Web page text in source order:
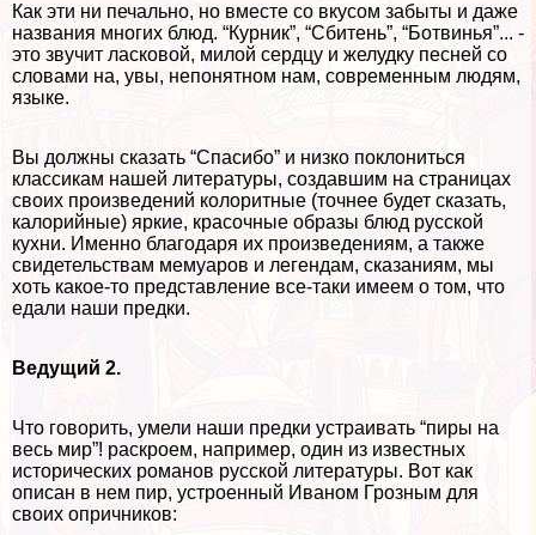
Как эти ни печально, но вместе со вкусом забыты и даже
названия многих блюд. “Курник”, “Сбитень”, “Ботвинья”... -
это звучит ласковой, милой сердцу и желудку песней со
словами на, увы, непонятном нам, современным людям,
языке.
Вы должны сказать “Спасибо” и низко поклониться
классикам нашей литературы, создавшим на страницах
своих произведений колоритные (точнее будет сказать,
калорийные) яркие, красочные образы блюд русской
кухни. Именно благодаря их произведениям, а также
свидетельствам мемуаров и легендам, сказаниям, мы
хоть какое-то представление все-таки имеем о том, что
едали наши предки.
Ведущий 2.
Что говорить, умели наши предки устраивать “пиры на
весь мир”! раскроем, например, один из известных
исторических романов русской литературы. Вот как
описан в нем пир, устроенный Иваном Грозным для
своих опричников: